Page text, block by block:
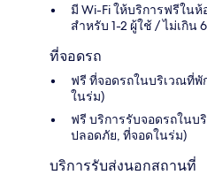
มี Wi-Fi ให้บริการฟรีในห้
สำหรับ 1-2 ผู้ใช้ / ไม่เกิน
ที่จอดรถ
ฟรี ที่จอดรถในบริเวณที่พั
ในร่ม)
ฟรี บริการรับจอดรถในบ
ปลอดภัย, ที่จอดในร่ม)
บริการรับส่งนอกสถานที่